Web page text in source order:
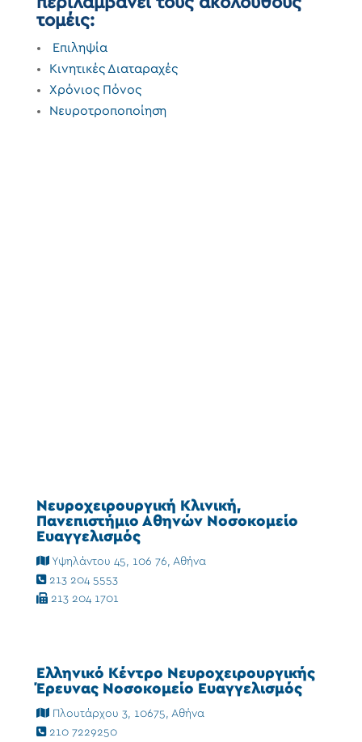
τομέις:
Επιληψία
Κινητικές Διαταραχές
Χρόνιος Πόνος
Νευροτροποποίηση
Νευροχειρουργική Κλινική,
Πανεπιστήμιο Αθηνών Νοσοκομείο
Ευαγγελισμός
Υψηλάντου 45, 106 76, Αθήνα
213 204 5553
213 204 1701
Ελληνικό Κέντρο Νευροχειρουργικής
Έρευνας Νοσοκομείο Ευαγγελισμός
Πλουτάρχου 3, 10675, Αθήνα
210 7229250